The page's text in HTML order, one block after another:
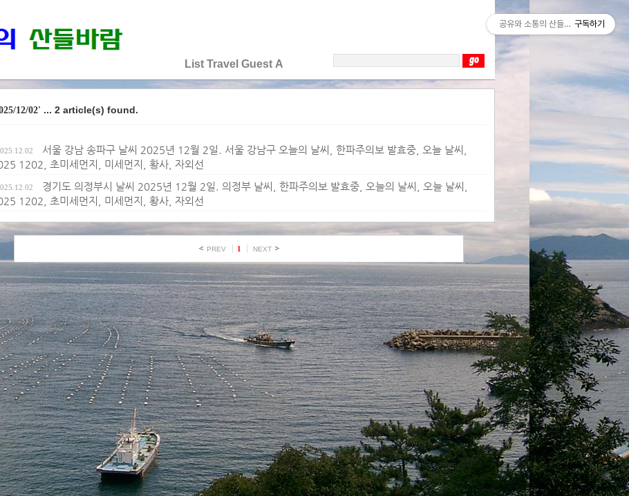
List Travel Guest A
12/02' ... 2 article(s) found.
서울 강남 송파구 날씨 2025년 12월 2일. 서울 강남구 오늘의 날씨, 한파주의보 발효중, 오늘 날씨,
1202, 초미세먼지, 미세먼지, 황사, 자외선
경기도 의정부시 날씨 2025년 12월 2일. 의정부 날씨, 한파주의보 발효중, 오늘의 날씨, 오늘 날씨,
1202, 초미세먼지, 미세먼지, 황사, 자외선
PREV 1 NEXT
공유와 소통의 산들바람구독하기